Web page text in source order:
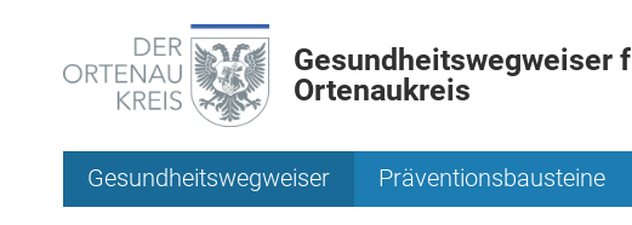
Gesundheitswegweiser
Ortenaukreis
Gesundheitswegweiser Präventionsbausteine